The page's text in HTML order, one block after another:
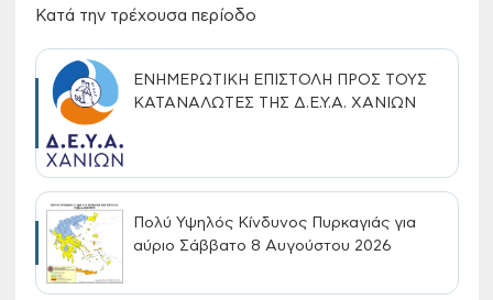
Κατά την τρέχουσα περίοδο
ΕΝΗΜΕΡΩΤΙΚΗ ΕΠΙΣΤΟΛΗ ΠΡΟΣ ΤΟΥΣ
ΚΑΤΑΝΑΛΩΤΕΣ ΤΗΣ Δ.Ε.Υ.Α. ΧΑΝΙΩΝ
Πολύ Υψηλός Κίνδυνος Πυρκαγιάς για
αύριο Σάββατο 8 Αυγούστου 2026